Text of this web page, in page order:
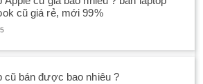
cũ giá rẻ, mới 99%
cũ bán được bao nhiêu ?